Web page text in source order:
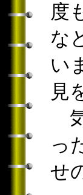
度
な
い
見
っ
せ